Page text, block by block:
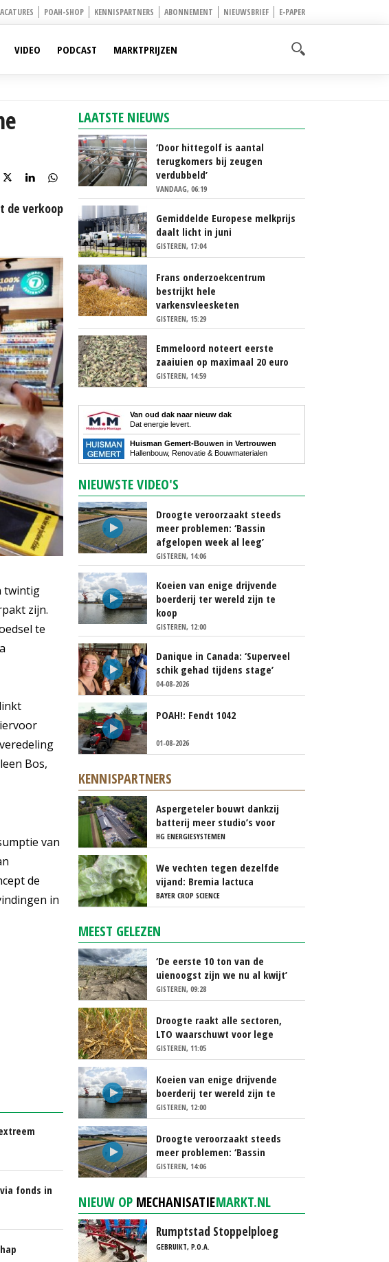
POAH-SHOP KENNISPARTNERS ABONNEMENT NIEUWSBRIEF E-PAPER
VIDEO PODCAST MARKTPRIJZEN
de verkoop
twintig
zijn.
te
Bos,
van
de
in
fonds in
LAATSTE NIEUWS
‘Door hittegolf is aantal
terugkomers bij zeugen
verdubbeld’
VANDAAG, 06:19
Gemiddelde Europese melkprijs
daalt licht in juni
GISTEREN, 17:04
Frans onderzoekcentrum
bestrijkt hele
varkensvleesketen
GISTEREN, 15:29
Emmeloord noteert eerste
zaaiuien op maximaal 20 euro
GISTEREN, 14:59
Van oud dak naar nieuw dak
Dat energie levert.
Huisman Gemert-Bouwen in Vertrouwen
Hallenbouw, Renovatie & Bouwmaterialen
NIEUWSTE VIDEO'S
Droogte veroorzaakt steeds
meer problemen: ‘Bassin
afgelopen week al leeg’
GISTEREN, 14:06
Koeien van enige drijvende
boerderij ter wereld zijn te
koop
GISTEREN, 12:00
Danique in Canada: ‘Superveel
schik gehad tijdens stage’
04-08-2026
POAH!: Fendt 1042
01-08-2026
KENNISPARTNERS
Aspergeteler bouwt dankzij
batterij meer studio’s voor
personeel
HG ENERGIESYSTEMEN
We vechten tegen dezelfde
vijand: Bremia lactuca
BAYER CROP SCIENCE
MEEST GELEZEN
‘De eerste 10 ton van de
uienoogst zijn we nu al kwijt’
GISTEREN, 09:28
Droogte raakt alle sectoren,
LTO waarschuwt voor lege
schappen
GISTEREN, 11:05
Koeien van enige drijvende
boerderij ter wereld zijn te
koop
GISTEREN, 12:00
Droogte veroorzaakt steeds
meer problemen: ‘Bassin
afgelopen week al leeg’
GISTEREN, 14:06
NIEUW OP MECHANISATIEMARKT.NL
Rumptstad Stoppelploeg
GEBRUIKT, P.O.A.